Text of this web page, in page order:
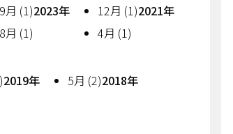
9月 (1)
8月 (1)
2023年
12月 (1)
4月 (1)
2021年
2019年 5月 (2)2018年